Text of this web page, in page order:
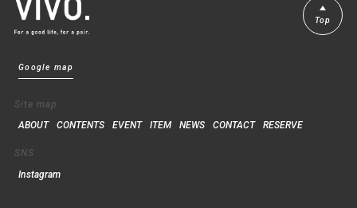
Top
Google map
Site map
ABOUT
CONTENTS EVENT ITEM NEWS CONTACT RESERVE
SNS
Instagram